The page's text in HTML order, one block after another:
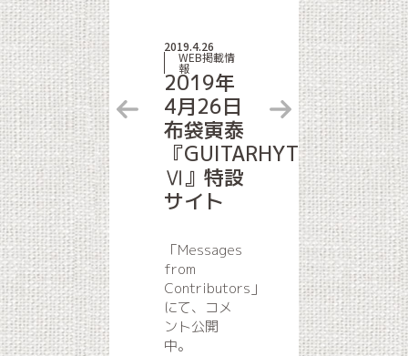
2019.4.26
WEB掲載情
報
2019年
4月26日
布袋寅泰
『GUITARHYTHM
Ⅵ』特設
サイト
「Messages
from
Contributors」
にて、コメ
ント公開
中。